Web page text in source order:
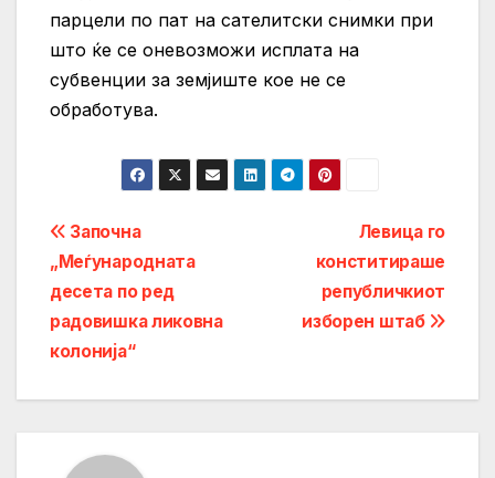
парцели по пат на сателитски снимки при
што ќе се оневозможи исплата на
субвенции за земјиште кое не се
обработува.
Post
navigation
Левица го
конститираше
републичкиот
изборен штаб
Започна
„Меѓународната
десета по ред
радовишка ликовна
колонија“